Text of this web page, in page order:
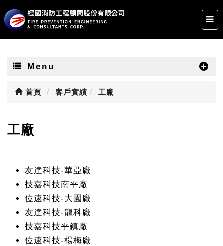
Menu
首頁 客戶實績 工廠
工廠
友達科技-華亞廠
技嘉科技南平廠
位速科技-大園廠
友達科技-龍科廠
技嘉科技平鎮廠
位速科技-楊梅廠